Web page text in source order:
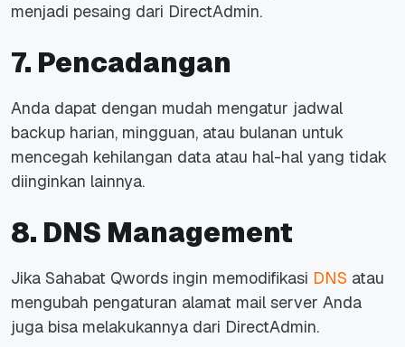
menjadi pesaing dari DirectAdmin.
7. Pencadangan
Anda dapat dengan mudah mengatur jadwal
backup harian, mingguan, atau bulanan untuk
mencegah kehilangan data atau hal-hal yang tidak
diinginkan lainnya.
8. DNS Management
Jika Sahabat Qwords ingin memodifikasi DNS atau
mengubah pengaturan alamat mail server Anda
juga bisa melakukannya dari DirectAdmin.